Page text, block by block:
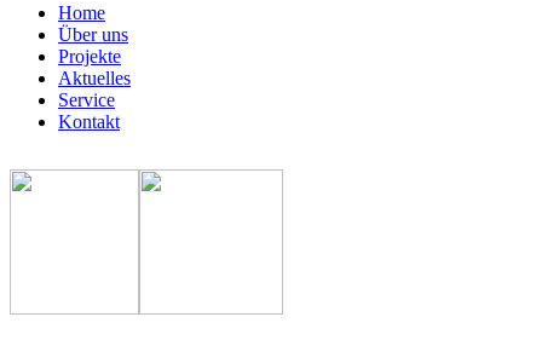
Home
Über uns
Projekte
Aktuelles
Service
Kontakt